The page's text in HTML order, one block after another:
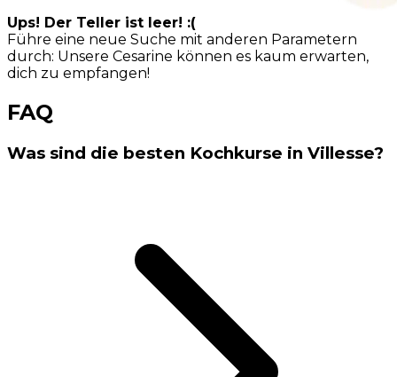
Ups! Der Teller ist leer! :(
Führe eine neue Suche mit anderen Parametern
durch: Unsere Cesarine können es kaum erwarten,
dich zu empfangen!
FAQ
Was sind die besten Kochkurse in Villesse?